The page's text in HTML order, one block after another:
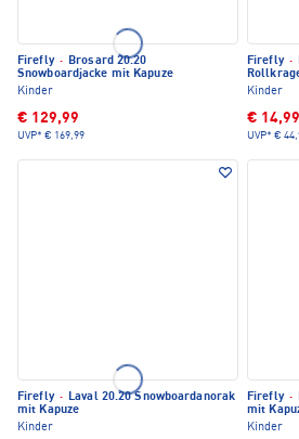
Firefly · Brosard 20.20
Snowboardjacke mit Kapuze
Kinder
€ 129,99
UVP* € 169,99
Firefly ·
Kinder
€ 14,99
UVP* €
Firefly · Laval 20.20 Snowboardanorak
mit Kapuze
Kinder
Firefly ·
mit
Kinder